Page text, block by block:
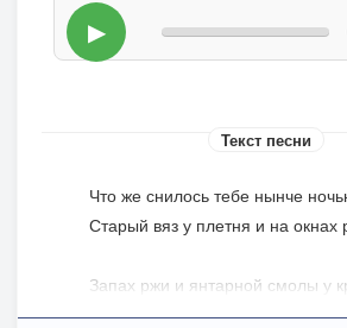
▶
Текст песни
Что же снилось тебе нынче
Старый вяз у плетня и на окнах
Запах ржи и янтарной смолы у
Конь каурый гнедой, тихий звон